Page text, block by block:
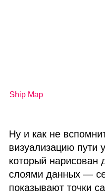
Ship Map
Ну и как не
визуализацию пути
который
слоями данных —
показывают точки